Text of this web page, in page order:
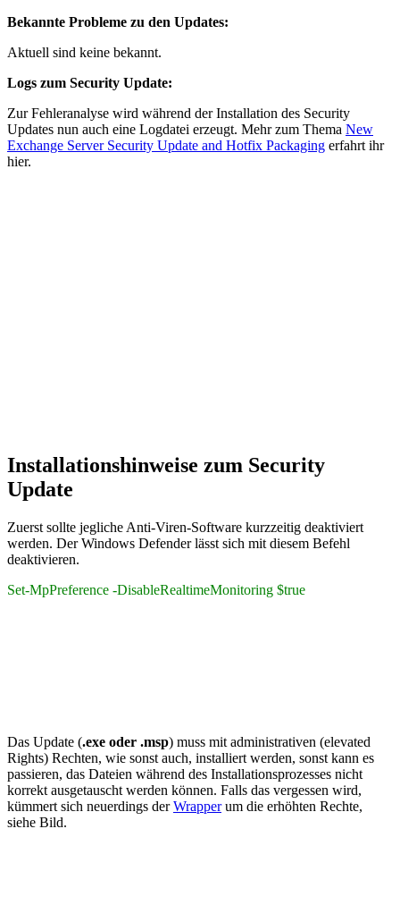
Bekannte Probleme zu den Updates:
Aktuell sind keine bekannt.
Logs zum Security Update:
Zur Fehleranalyse wird während der Installation des Security
Updates nun auch eine Logdatei erzeugt. Mehr zum Thema New
Exchange Server Security Update and Hotfix Packaging erfahrt ihr
hier.
Installationshinweise zum Security
Update
Zuerst sollte jegliche Anti-Viren-Software kurzzeitig deaktiviert
werden. Der Windows Defender lässt sich mit diesem Befehl
deaktivieren.
Set-MpPreference -DisableRealtimeMonitoring $true
Das Update (.exe oder .msp) muss mit administrativen (elevated
Rights) Rechten, wie sonst auch, installiert werden, sonst kann es
passieren, das Dateien während des Installationsprozesses nicht
korrekt ausgetauscht werden können. Falls das vergessen wird,
kümmert sich neuerdings derWrapperum die erhöhten Rechte,
siehe Bild.